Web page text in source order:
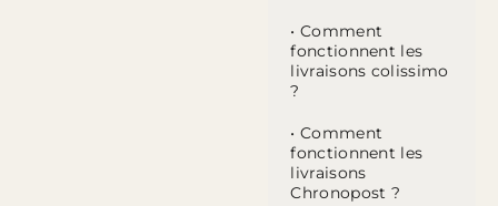
• Comment
fonctionnent les
livraisons colissimo
?
• Comment
fonctionnent les
livraisons
Chronopost ?